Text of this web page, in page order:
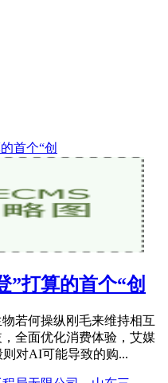
”打算的首个“创
若何操纵刚毛来维持相互
全面优化消费体验，艾媒
对AI可能导致的购...